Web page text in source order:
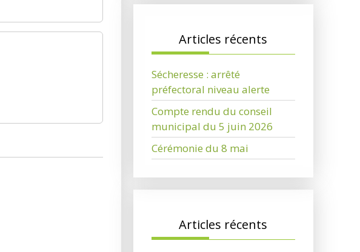
Articles récents
Sécheresse : arrêté
préfectoral niveau alerte
Compte rendu du conseil
municipal du 5 juin 2026
Cérémonie du 8 mai
Articles récents